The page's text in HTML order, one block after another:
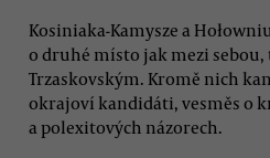
Kosiniaka-Kamysze a
o druhé místo jak mezi sebou,
Trzaskovským. Kromě nich
okrajoví kandidáti, vesměs o
a polexitových názorech.